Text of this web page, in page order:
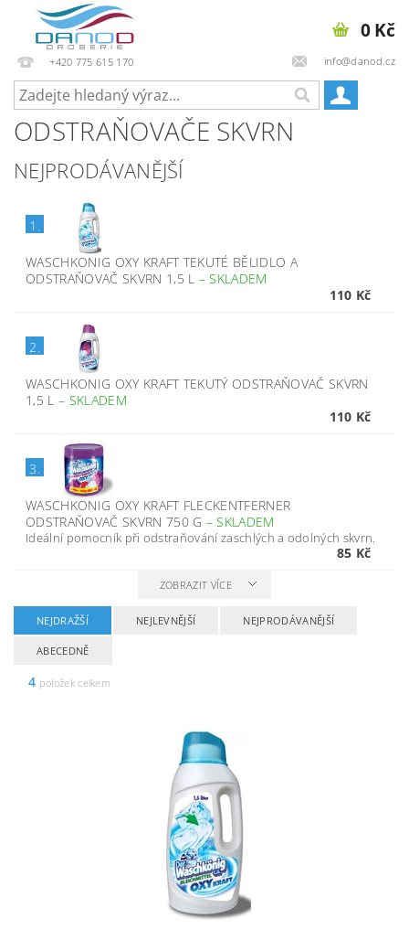
+420 775 615 170 info@danod.cz
0 Kč
ODSTRAŇOVAČE SKVRN
NEJPRODÁVANĚJŠÍ
1.
WASCHKONIG OXY KRAFT TEKUTÉ BĚLIDLO A
ODSTRAŇOVAČ SKVRN 1,5 L –SKLADEM
110 Kč
2.
WASCHKONIG OXY KRAFT TEKUTÝ ODSTRAŇOVAČ SKVRN
1,5 L– SKLADEM
110 Kč
3.
WASCHKONIG OXY KRAFT FLECKENTFERNER
ODSTRAŇOVAČ SKVRN 750 G –SKLADEM
Ideální pomocník při odstraňování zaschlých a odolných skvrn.
85 Kč
ZOBRAZIT VÍCE
NEJDRAŽŠÍ NEJLEVNĚJŠÍ NEJPRODÁVANĚJŠÍ
ABECEDNĚ
4 položek celkem